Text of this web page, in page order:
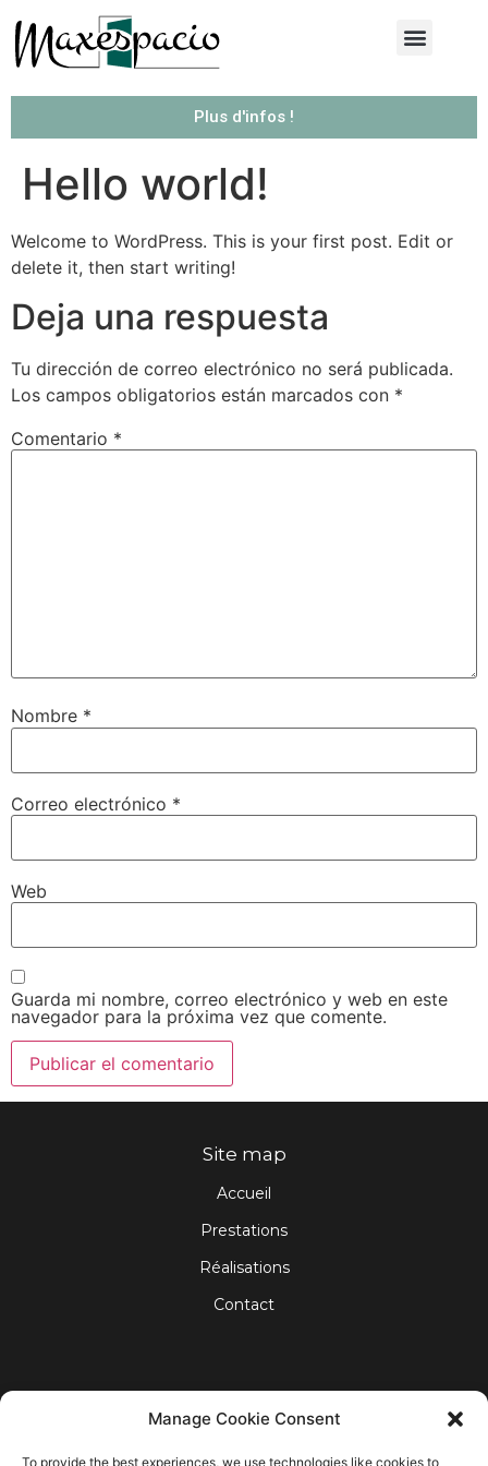
Manage Cookie Consent
To provide the best experiences, we use technologies like cookies to
Plus d'infos !
Hello world!
Welcome to WordPress. This is your first post. Edit or
delete it, then start writing!
Deja una respuesta
Tu dirección de correo electrónico no será publicada.
Los campos obligatorios están marcados con *
Comentario *
Nombre *
Correo electrónico *
Web
Guarda mi nombre, correo electrónico y web en este
navegador para la próxima vez que comente.
Site map
Accueil
Prestations
Réalisations
Contact
À propos de vos données